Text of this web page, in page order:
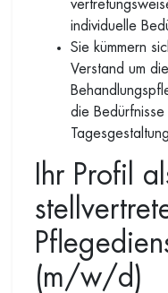
individuelle
Sie kümmern
Verstand um
die
Ihr Profil
(m/w/d)